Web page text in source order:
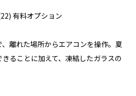
有料オプション
、離れた場所からエアコンを操作。夏
ることに加えて、凍結したガラスの